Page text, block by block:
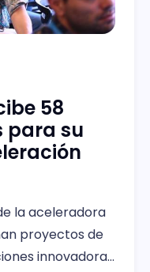
58
para su
la aceleradora
proyectos de
innovadoras